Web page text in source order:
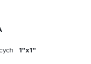
1"x1"